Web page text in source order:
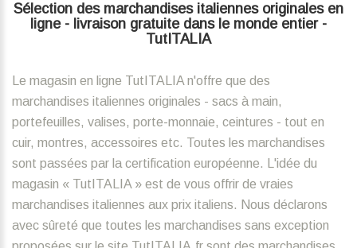
Sélection des marchandises italiennes originales en
ligne - livraison gratuite dans le monde entier -
TutITALIA
Le magasin en ligne TutITALIA n'offre que des
marchandises italiennes originales - sacs à main,
portefeuilles, valises, porte-monnaie, ceintures - tout en
cuir, montres, accessoires etc. Toutes les marchandises
sont passées par la certification européenne. L'idée du
magasin « TutITALIA » est de vous offrir de vraies
marchandises italiennes aux prix italiens. Nous déclarons
avec sûreté que toutes les marchandises sans exception